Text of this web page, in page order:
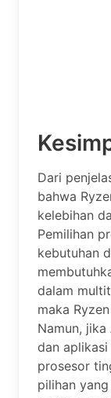
Dari
bahwa
kelebihan
Pemilihan
kebutuhan
dalam
maka
Namun,
dan
prosesor
pilihan